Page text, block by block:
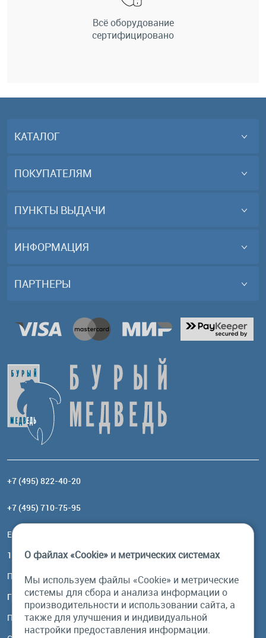
Всё оборудование
сертифицировано
КАТАЛОГ
ПОКУПАТЕЛЯМ
ПУНКТЫ ВЫДАЧИ
ИНФОРМАЦИЯ
ПАРТНЕРЫ
+7 (495) 822-40-20
+7 (495) 710-75-95
Email:
117485, Москва, ул. Профсоюзная, 84/32, корп 1
Посмотреть на карте
График работы
Пн-Пт: с 10:00 до 18:00
О файлах «Cookie» и метрических системах
Мы используем файлы «Cookie» и метрические
системы для сбора и анализа информации о
производительности и использовании сайта, а
также для улучшения и индивидуальной
настройки предоставления информации.